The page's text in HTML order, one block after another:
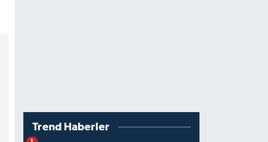
Trend Haberler